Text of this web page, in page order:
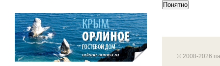
Понятно
© 2008-2026